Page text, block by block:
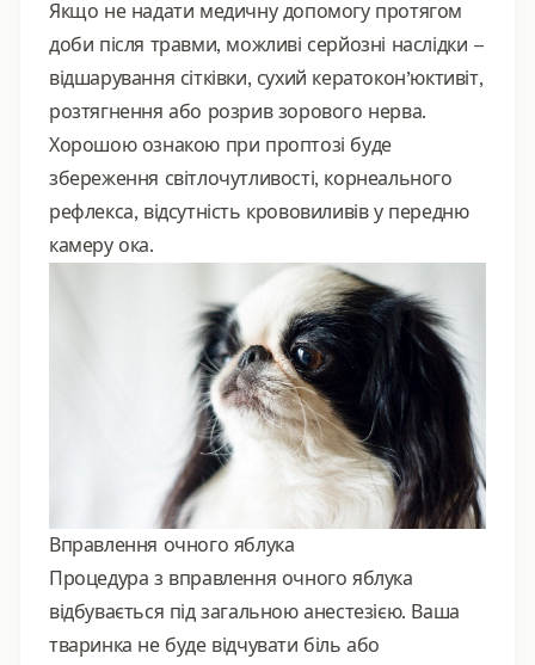
Якщо не надати медичну допомогу протягом
доби після травми, можливі серйозні наслідки –
відшарування сітківки, сухий кератокон’юктивіт,
розтягнення або розрив зорового нерва.
Хорошою ознакою при проптозі буде
збереження світлочутливості, корнеального
рефлекса, відсутність крововиливів у передню
камеру ока.
Вправлення очного яблука
Процедура з вправлення очного яблука
відбувається під загальною анестезією. Ваша
тваринка не буде відчувати біль або